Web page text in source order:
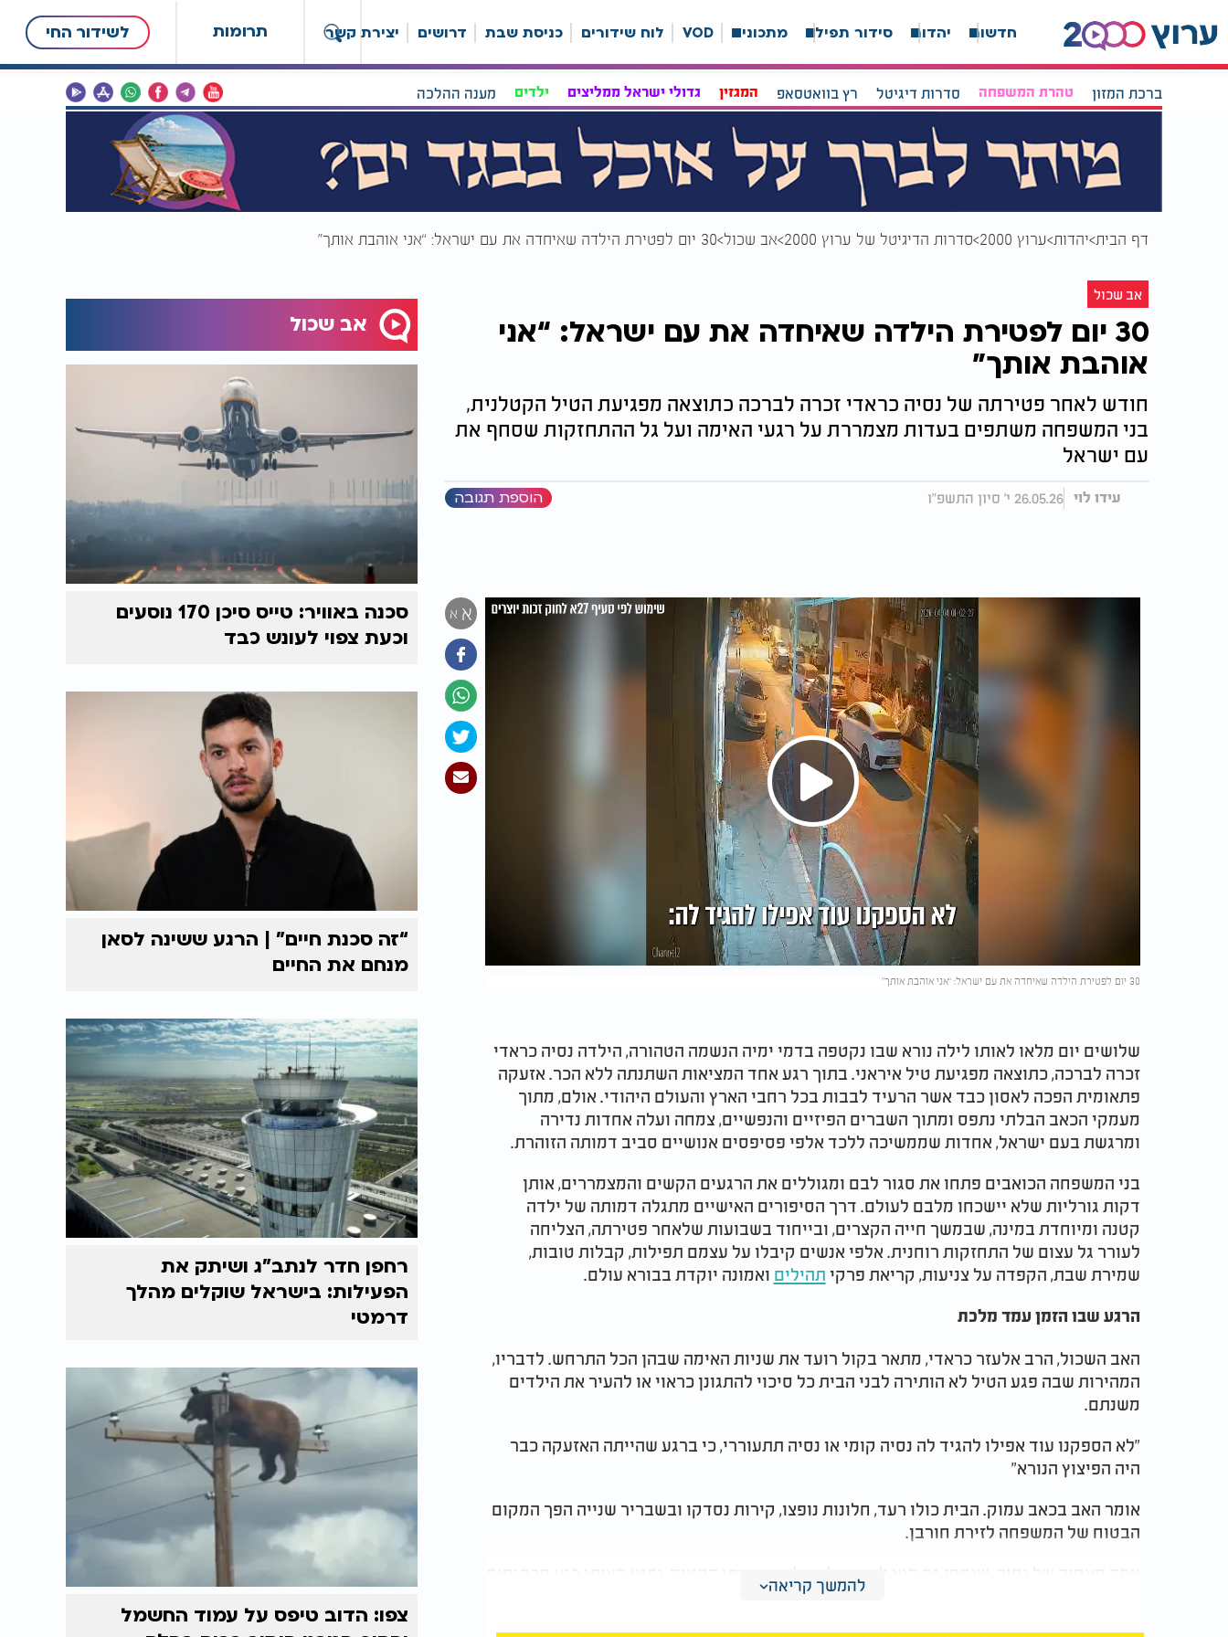
תרומות לשידור החי חדשות יהדות סידור תפילה מתכונים VOD לוח שידורים כניסת שבת דרושים יצירת קשר
ברכת המזון טהרת המשפחה סדרות דיגיטל רץ בוואטסאפ המגזין גדולי ישראל ממליצים ילדים מענה ההלכה
דף הבית יהדות ערוץ 2000 סדרות הדיגיטל של ערוץ 2000 אב שכול 30 יום לפטירת הילדה שאיחדה את עם ישראל: “אני אוהבת אותך”
אב שכול
30 יום לפטירת הילדה שאיחדה את עם ישראל: “אני
אוהבת אותך”
חודש לאחר פטירתה של נסיה כראדי זכרה לברכה כתוצאה מפגיעת הטיל הקטלנית,
בני המשפחה משתפים בעדות מצמררת על רגעי האימה ועל גל ההתחזקות שסחף את
עם ישראל
עידו לוי 26.05.26 י' סיון התשפ"ו הוספת תגובה
א א
Play
Video
30 יום לפטירת הילדה שאיחדה את עם ישראל: “אני אוהבת אותך”
שלושים יום מלאו לאותו לילה נורא שבו נקטפה בדמי ימיה הנשמה הטהורה, הילדה נסיה כראדי
זכרה לברכה, כתוצאה מפגיעת טיל איראני. בתוך רגע אחד המציאות השתנתה ללא הכר. אזעקה
פתאומית הפכה לאסון כבד אשר הרעיד לבבות בכל רחבי הארץ והעולם היהודי. אולם, מתוך
מעמקי הכאב הבלתי נתפס ומתוך השברים הפיזיים והנפשיים, צמחה ועלה אחדות נדירה
ומרגשת בעם ישראל, אחדות שממשיכה ללכד אלפי פסיפסים אנושיים סביב דמותה הזוהרת.
בני המשפחה הכואבים פתחו את סגור לבם ומגוללים את הרגעים הקשים והמצמררים, אותן
דקות גורליות שלא יישכחו מלבם לעולם. דרך הסיפורים האישיים מתגלה דמותה של ילדה
קטנה ומיוחדת במינה, שבמשך חייה הקצרים, ובייחוד בשבועות שלאחר פטירתה, הצליחה
לעורר גל עצום של התחזקות רוחנית. אלפי אנשים קיבלו על עצמם תפילות, קבלות טובות,
שמירת שבת, הקפדה על צניעות, קריאת פרקי תהילים ואמונה יוקדת בבורא עולם.
הרגע שבו הזמן עמד מלכת
האב השכול, הרב אלעזר כראדי, מתאר בקול רועד את שניות האימה שבהן הכל התרחש. לדבריו,
המהירות שבה פגע הטיל לא הותירה לבני הבית כל סיכוי להתגונן כראוי או להעיר את הילדים
משנתם.
"לא הספקנו עוד אפילו להגיד לה נסיה קומי או נסיה תתעוררי, כי ברגע שהייתה האזעקה כבר
היה הפיצוץ הנורא"
אומר האב בכאב עמוק. הבית כולו רעד, חלונות נופצו, קירות נסדקו ובשבריר שנייה הפך המקום
הבטוח של המשפחה לזירת חורבן.
רבים שחדרו לגופו. הוא ניצל בנס גלוי, אך נותר עם חתך עמוק ורציני ביותר בידו, פציעה
להמשך קריאה
אב שכול
סכנה באוויר: טייס סיכן 170 נוסעים
וכעת צפוי לעונש כבד
“זה סכנת חיים” | הרגע ששינה לסאן
מנחם את החיים
רחפן חדר לנתב"ג ושיתק את
הפעילות: בישראל שוקלים מהלך
דרמטי
צפו: הדוב טיפס על עמוד החשמל